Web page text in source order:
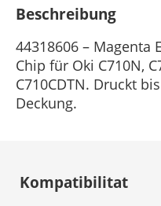
Beschreibung
44318606 – Magenta
Chip für Oki C710N,
C710CDTN. Druckt
Deckung.
Kompatibilitat